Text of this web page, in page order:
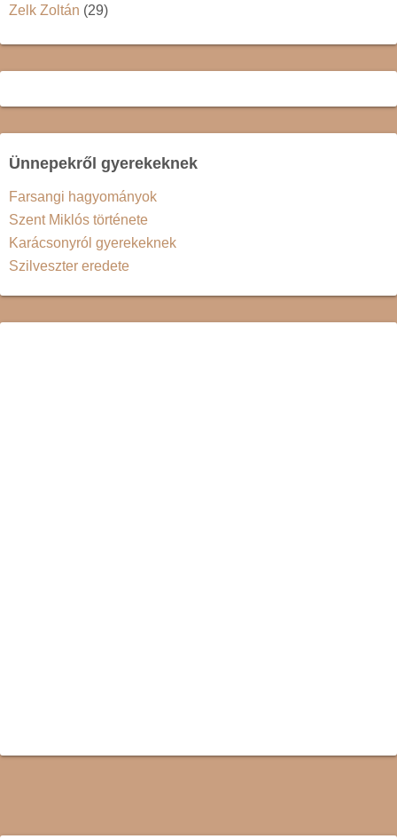
Zelk Zoltán (29)
Ünnepekről gyerekeknek
Farsangi hagyományok
Szent Miklós története
Karácsonyról gyerekeknek
Szilveszter eredete